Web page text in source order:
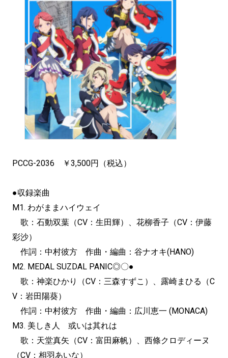
PCCG-2036 ￥3,500円（税込）
●収録楽曲
M1. わがままハイウェイ
歌：石動双葉（CV：生田輝）、花柳香子（CV：伊藤
彩沙）
作詞：中村彼方 作曲・編曲：谷ナオキ(HANO)
M2. MEDAL SUZDAL PANIC◎〇●
歌：神楽ひかり（CV：三森すずこ）、露崎まひる（C
V：岩田陽葵）
作詞：中村彼方 作曲・編曲：広川恵一 (MONACA)
M3. 美しき人 或いは其れは
歌：天堂真矢（CV：富田麻帆）、西條クロディーヌ
（CV：相羽あいな）